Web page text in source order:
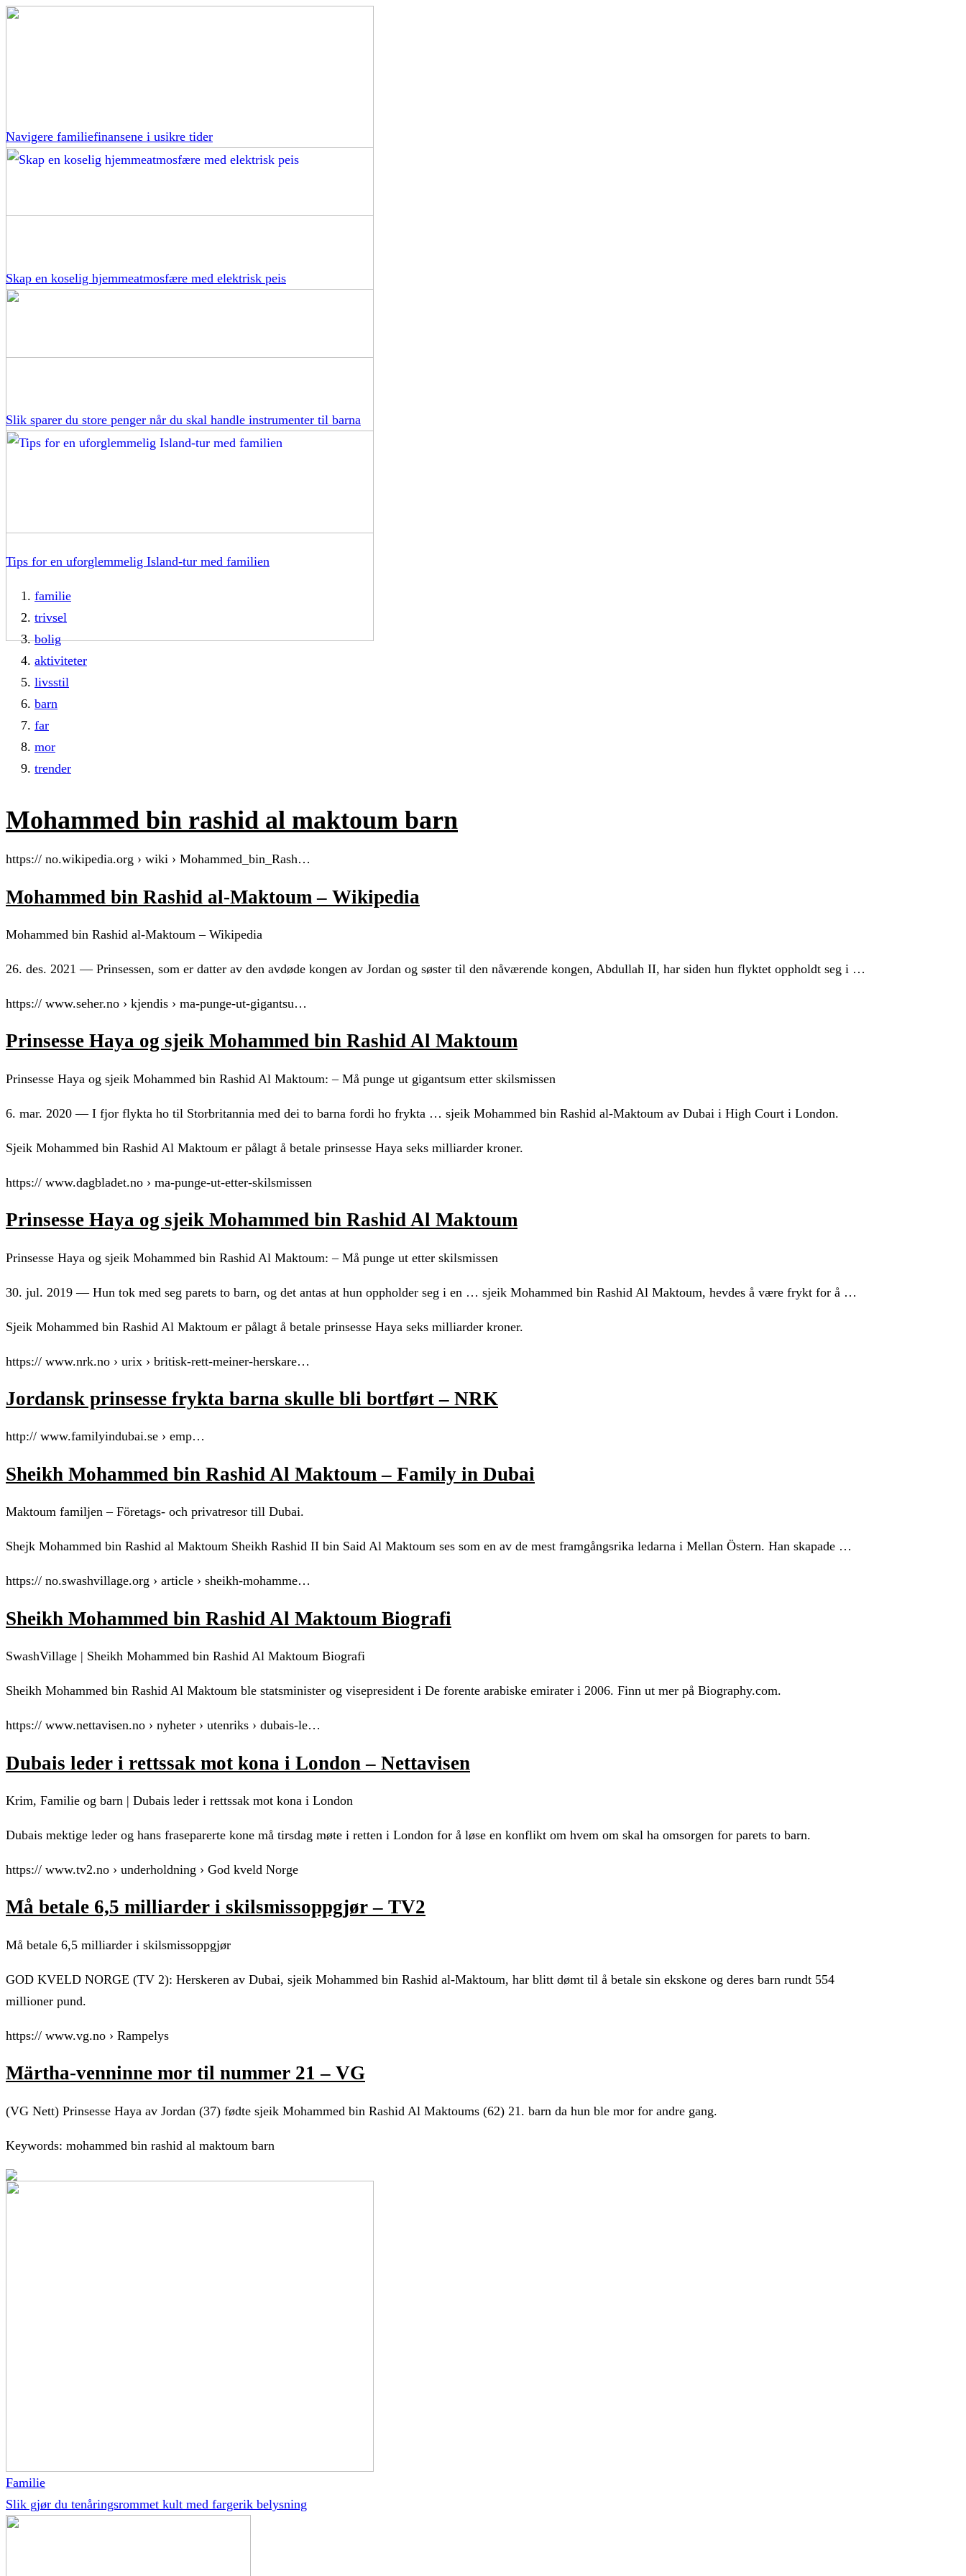
Navigere familiefinansene i usikre tider
Skap en koselig hjemmeatmosfære med elektrisk peis
Slik sparer du store penger når du skal handle instrumenter til barna
Tips for en uforglemmelig Island-tur med familien
familie
trivsel
bolig
aktiviteter
livsstil
barn
far
mor
trender
Mohammed bin rashid al maktoum barn
https:// no.wikipedia.org › wiki › Mohammed_bin_Rash…
Mohammed bin Rashid al-Maktoum – Wikipedia
Mohammed bin Rashid al-Maktoum – Wikipedia
26. des. 2021 — Prinsessen, som er datter av den avdøde kongen av Jordan og søster til den nåværende kongen, Abdullah II, har siden hun flyktet oppholdt seg i …
https:// www.seher.no › kjendis › ma-punge-ut-gigantsu…
Prinsesse Haya og sjeik Mohammed bin Rashid Al Maktoum
Prinsesse Haya og sjeik Mohammed bin Rashid Al Maktoum: – Må punge ut gigantsum etter skilsmissen
6. mar. 2020 — I fjor flykta ho til Storbritannia med dei to barna fordi ho frykta … sjeik Mohammed bin Rashid al-Maktoum av Dubai i High Court i London.
Sjeik Mohammed bin Rashid Al Maktoum er pålagt å betale prinsesse Haya seks milliarder kroner.
https:// www.dagbladet.no › ma-punge-ut-etter-skilsmissen
Prinsesse Haya og sjeik Mohammed bin Rashid Al Maktoum
Prinsesse Haya og sjeik Mohammed bin Rashid Al Maktoum: – Må punge ut etter skilsmissen
30. jul. 2019 — Hun tok med seg parets to barn, og det antas at hun oppholder seg i en … sjeik Mohammed bin Rashid Al Maktoum, hevdes å være frykt for å …
Sjeik Mohammed bin Rashid Al Maktoum er pålagt å betale prinsesse Haya seks milliarder kroner.
https:// www.nrk.no › urix › britisk-rett-meiner-herskare…
Jordansk prinsesse frykta barna skulle bli bortført – NRK
http:// www.familyindubai.se › emp…
Sheikh Mohammed bin Rashid Al Maktoum – Family in Dubai
Maktoum familjen – Företags- och privatresor till Dubai.
Shejk Mohammed bin Rashid al Maktoum Sheikh Rashid II bin Said Al Maktoum ses som en av de mest framgångsrika ledarna i Mellan Östern. Han skapade …
https:// no.swashvillage.org › article › sheikh-mohamme…
Sheikh Mohammed bin Rashid Al Maktoum Biografi
SwashVillage | Sheikh Mohammed bin Rashid Al Maktoum Biografi
Sheikh Mohammed bin Rashid Al Maktoum ble statsminister og visepresident i De forente arabiske emirater i 2006. Finn ut mer på Biography.com.
https:// www.nettavisen.no › nyheter › utenriks › dubais-le…
Dubais leder i rettssak mot kona i London – Nettavisen
Krim, Familie og barn | Dubais leder i rettssak mot kona i London
Dubais mektige leder og hans fraseparerte kone må tirsdag møte i retten i London for å løse en konflikt om hvem om skal ha omsorgen for parets to barn.
https:// www.tv2.no › underholdning › God kveld Norge
Må betale 6,5 milliarder i skilsmissoppgjør – TV2
Må betale 6,5 milliarder i skilsmissoppgjør
GOD KVELD NORGE (TV 2): Herskeren av Dubai, sjeik Mohammed bin Rashid al-Maktoum, har blitt dømt til å betale sin ekskone og deres barn rundt 554
millioner pund.
https:// www.vg.no › Rampelys
Märtha-venninne mor til nummer 21 – VG
(VG Nett) Prinsesse Haya av Jordan (37) fødte sjeik Mohammed bin Rashid Al Maktoums (62) 21. barn da hun ble mor for andre gang.
Keywords: mohammed bin rashid al maktoum barn
Familie
Slik gjør du tenåringsrommet kult med fargerik belysning